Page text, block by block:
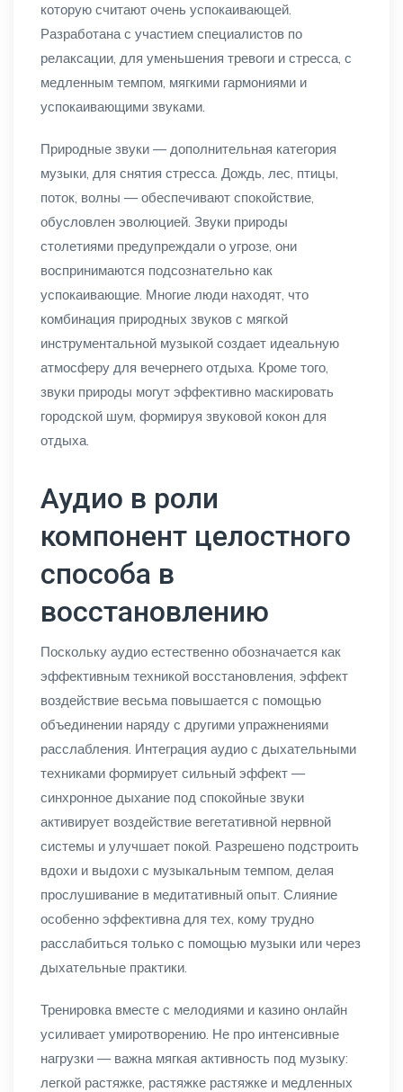
которую считают очень успокаивающей.
Разработана с участием специалистов по
релаксации, для уменьшения тревоги и стресса, с
медленным темпом, мягкими гармониями и
успокаивающими звуками.
Природные звуки — дополнительная категория
музыки, для снятия стресса. Дождь, лес, птицы,
поток, волны — обеспечивают спокойствие,
обусловлен эволюцией. Звуки природы
столетиями предупреждали о угрозе, они
воспринимаются подсознательно как
успокаивающие. Многие люди находят, что
комбинация природных звуков с мягкой
инструментальной музыкой создает идеальную
атмосферу для вечернего отдыха. Кроме того,
звуки природы могут эффективно маскировать
городской шум, формируя звуковой кокон для
отдыха.
Аудио в роли
компонент целостного
способа в
восстановлению
Поскольку аудио естественно обозначается как
эффективным техникой восстановления, эффект
воздействие весьма повышается с помощью
объединении наряду с другими упражнениями
расслабления. Интеграция аудио с дыхательными
техниками формирует сильный эффект —
синхронное дыхание под спокойные звуки
активирует воздействие вегетативной нервной
системы и улучшает покой. Разрешено подстроить
вдохи и выдохи с музыкальным темпом, делая
прослушивание в медитативный опыт. Слияние
особенно эффективна для тех, кому трудно
расслабиться только с помощью музыки или через
дыхательные практики.
Тренировка вместе с мелодиями и казино онлайн
усиливает умиротворению. Не про интенсивные
нагрузки — важна мягкая активность под музыку:
легкой растяжке, растяжке растяжке и медленных